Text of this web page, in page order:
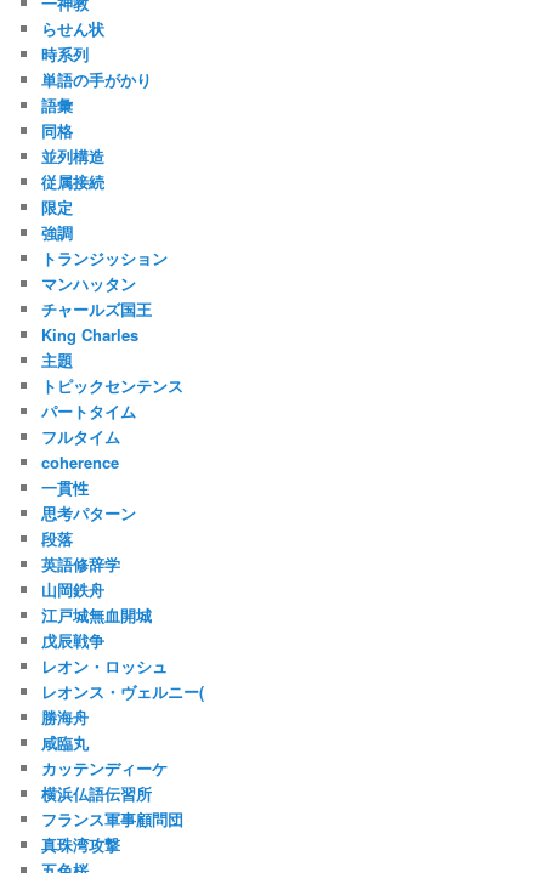
らせん状
時系列
単語の手がかり
語彙
同格
並列構造
従属接続
限定
強調
トランジッション
マンハッタン
チャールズ国王
King Charles
主題
トピックセンテンス
パートタイム
フルタイム
coherence
一貫性
思考パターン
段落
英語修辞学
山岡鉄舟
江戸城無血開城
戊辰戦争
レオン・ロッシュ
レオンス・ヴェルニー(
勝海舟
咸臨丸
カッテンディーケ
横浜仏語伝習所
フランス軍事顧問団
真珠湾攻撃